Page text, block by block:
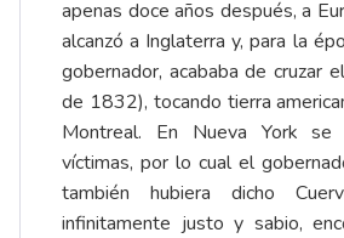
apenas doce años después, a
alcanzó a Inglaterra y, para la
gobernador, acababa de cruzar
de 1832), tocando tierra
Montreal. En Nueva York
víctimas, por lo cual el
también hubiera dicho
infinitamente justo y sabio,